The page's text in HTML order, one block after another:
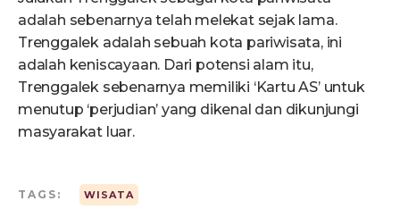
adalah sebenarnya telah melekat sejak lama.
Trenggalek adalah sebuah kota pariwisata, ini
adalah keniscayaan. Dari potensi alam itu,
Trenggalek sebenarnya memiliki ‘Kartu AS’ untuk
menutup ‘perjudian’ yang dikenal dan dikunjungi
masyarakat luar.
TAGS: WISATA